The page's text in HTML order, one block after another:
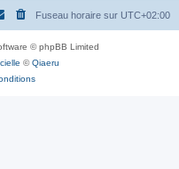
Fuseau horaire sur UTC+02:00
© phpBB Limited
©Qiaeru